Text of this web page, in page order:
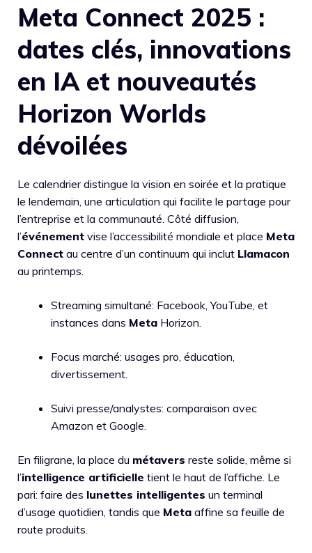
Meta Connect 2025 :
dates clés, innovations
en IA et nouveautés
Horizon Worlds
dévoilées
Le calendrier distingue la vision en soirée et la pratique
le lendemain, une articulation qui facilite le partage pour
l’entreprise et la communauté. Côté diffusion,
l’événement vise l’accessibilité mondiale et place Meta
Connect au centre d’un continuum qui inclut Llamacon
au printemps.
Streaming simultané: Facebook, YouTube, et
instances dans Meta Horizon.
Focus marché: usages pro, éducation,
divertissement.
Suivi presse/analystes: comparaison avec
Amazon et Google.
En filigrane, la place du métavers reste solide, même si
l’intelligence artificielle tient le haut de l’affiche. Le
pari: faire des lunettes intelligentes un terminal
d’usage quotidien, tandis que Meta affine sa feuille de
route produits.